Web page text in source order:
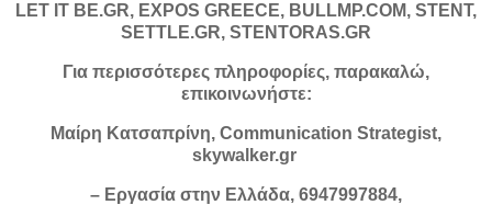
LET IT BE.GR, EXPOS GREECE, BULLMP.COM, STENT,
SETTLE.GR, STENTORAS.GR
Για περισσότερες πληροφορίες, παρακαλώ,
επικοινωνήστε:
Μαίρη Κατσαπρίνη, Communication Strategist,
skywalker.gr
– Εργασία στην Ελλάδα, 6947997884,